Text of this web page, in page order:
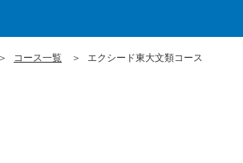
コース一覧 エクシード東大文類コース